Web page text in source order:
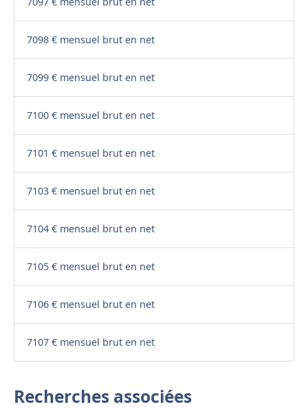
7098 € mensuel brut en net
7099 € mensuel brut en net
7100 € mensuel brut en net
7101 € mensuel brut en net
7103 € mensuel brut en net
7104 € mensuel brut en net
7105 € mensuel brut en net
7106 € mensuel brut en net
7107 € mensuel brut en net
Recherches associées